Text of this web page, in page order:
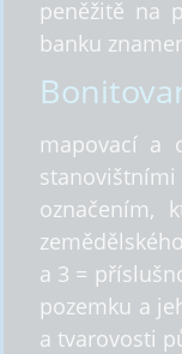
peněžitě na
banku
mapovací a
označením,
a 3 =
pozemku a
a tvarovosti